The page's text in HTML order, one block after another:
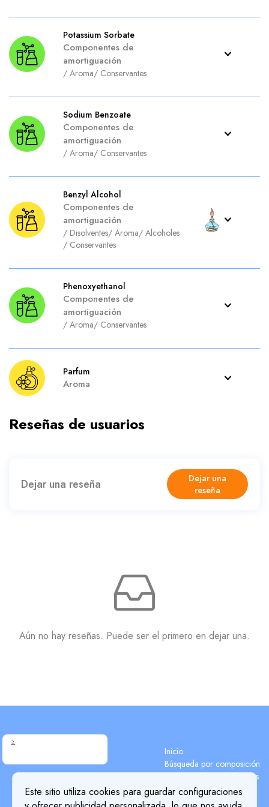
Potassium Sorbate
Componentes de
amortiguación
/ Aroma/ Conservantes
Sodium Benzoate
Componentes de
amortiguación
/ Aroma/ Conservantes
Benzyl Alcohol
Componentes de
amortiguación
/ Disolventes/ Aroma/ Alcoholes
/ Conservantes
Phenoxyethanol
Componentes de
amortiguación
/ Aroma/ Conservantes
Parfum
Aroma
Reseñas de usuarios
Dejar una reseña
Dejar una
reseña
Aún no hay reseñas. Puede ser el primero en dejar una.
Este sitio utiliza cookies para guardar configuraciones
Inicio
Búsqueda por composición
Búsqueda de componentes
Blog
Precios
Privacy Policy